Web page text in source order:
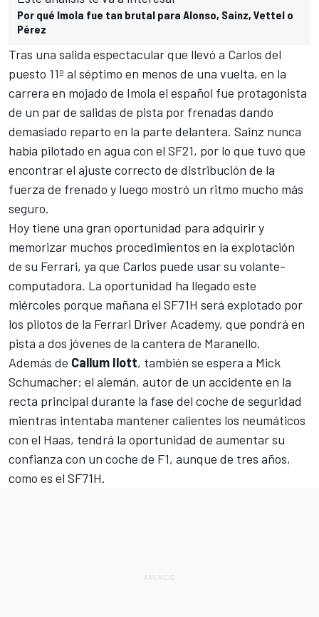
Por qué Imola fue tan brutal para Alonso, Sainz, Vettel o
Pérez
Tras una salida espectacular que llevó a Carlos del
puesto 11º al séptimo en menos de una vuelta, en la
carrera en mojado de Imola el español fue protagonista
de un par de salidas de pista por frenadas dando
demasiado reparto en la parte delantera. Sainz nunca
había pilotado en agua con el SF21, por lo que tuvo que
encontrar el ajuste correcto de distribución de la
fuerza de frenado y luego mostró un ritmo mucho más
seguro.
Hoy tiene una gran oportunidad para adquirir y
memorizar muchos procedimientos en la explotación
de su Ferrari, ya que Carlos puede usar su volante-
computadora. La oportunidad ha llegado este
miércoles porque mañana el SF71H será explotado por
los pilotos de la Ferrari Driver Academy, que pondrá en
pista a dos jóvenes de la cantera de Maranello.
Además de Callum Ilott, también se espera a Mick
Schumacher: el alemán, autor de un accidente en la
recta principal durante la fase del coche de seguridad
mientras intentaba mantener calientes los neumáticos
con el Haas, tendrá la oportunidad de aumentar su
confianza con un coche de F1, aunque de tres años,
como es el SF71H.